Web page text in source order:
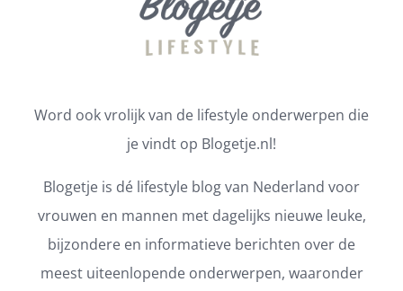
Word ook vrolijk van de lifestyle onderwerpen die
je vindt op Blogetje.nl!
Blogetje is dé lifestyle blog van Nederland voor
vrouwen en mannen met dagelijks nieuwe leuke,
bijzondere en informatieve berichten over de
meest uiteenlopende onderwerpen, waaronder